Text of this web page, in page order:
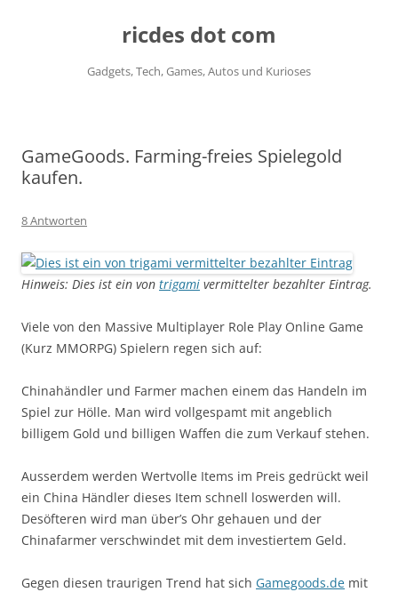
ricdes dot com
Gadgets, Tech, Games, Autos und Kurioses
GameGoods. Farming-freies Spielegold
kaufen.
8 Antworten
Hinweis: Dies ist ein von trigami vermittelter bezahlter Eintrag.
Viele von den Massive Multiplayer Role Play Online Game
(Kurz MMORPG) Spielern regen sich auf:
Chinahändler und Farmer machen einem das Handeln im
Spiel zur Hölle. Man wird vollgespamt mit angeblich
billigem Gold und billigen Waffen die zum Verkauf stehen.
Ausserdem werden Wertvolle Items im Preis gedrückt weil
ein China Händler dieses Item schnell loswerden will.
Desöfteren wird man über’s Ohr gehauen und der
Chinafarmer verschwindet mit dem investiertem Geld.
Gegen diesen traurigen Trend hat sich Gamegoods.de mit